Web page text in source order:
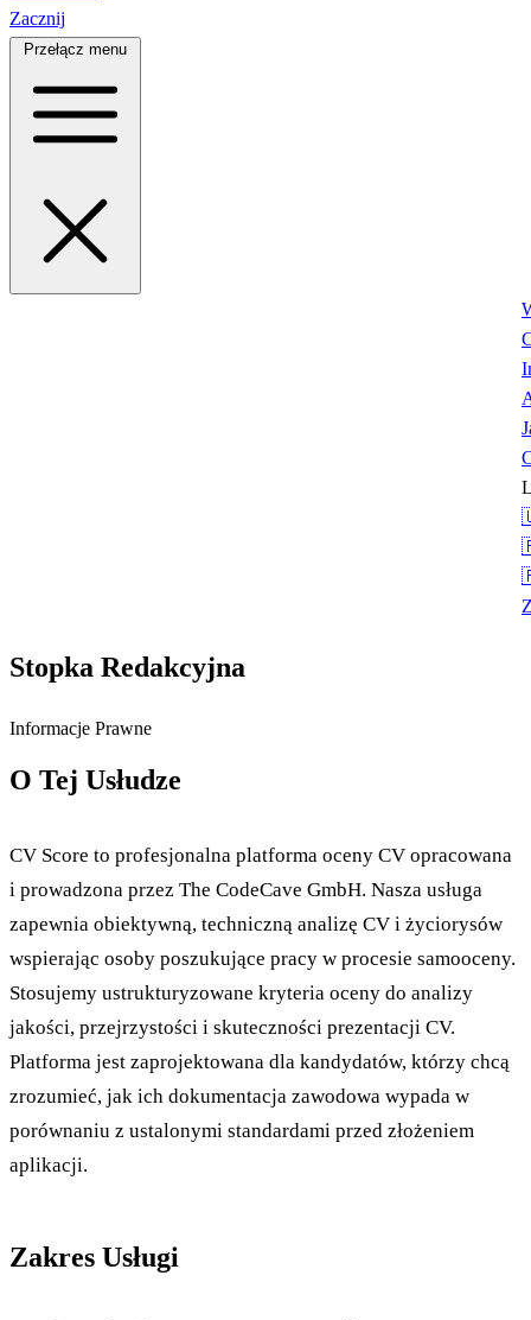
Zacznij
Przełącz menu
Stopka Redakcyjna
Informacje Prawne
O Tej Usłudze
CV Score to profesjonalna platforma oceny CV opracowana
i prowadzona przez The CodeCave GmbH. Nasza usługa
zapewnia obiektywną, techniczną analizę CV i życiorysów
wspierając osoby poszukujące pracy w procesie samooceny.
Stosujemy ustrukturyzowane kryteria oceny do analizy
jakości, przejrzystości i skuteczności prezentacji CV.
Platforma jest zaprojektowana dla kandydatów, którzy chcą
zrozumieć, jak ich dokumentacja zawodowa wypada w
porównaniu z ustalonymi standardami przed złożeniem
aplikacji.
Zakres Usługi